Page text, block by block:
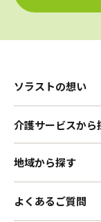
ソラストの想い
介護サービスから
地域から探す
よくあるご質問